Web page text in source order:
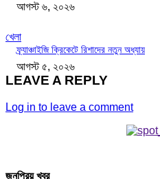
আগস্ট ৬, ২০২৬
খেলা
ফ্র্যাঞ্চাইজি ক্রিকেটে রিশাদের নতুন অধ্যায়
আগস্ট ৫, ২০২৬
LEAVE A REPLY
Log in to leave a comment
জনপ্রিয় খবর